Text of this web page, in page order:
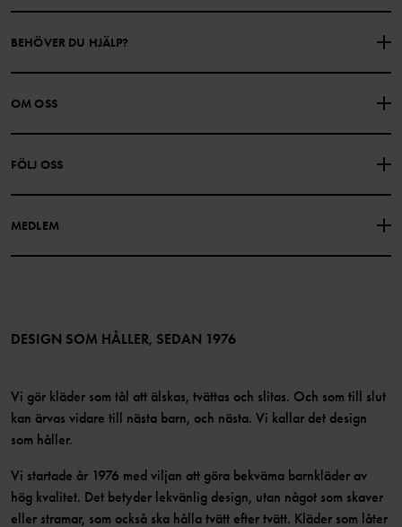
BEHÖVER DU HJÄLP?
KONTAKTA OSS
PRESENTKORTSALDO KÖPVILLKOR
INTEGRITETSPOLICY
OM OSS
FÖLJ OSS
MEDLEM
Bli medlem
DESIGN SOM HÅLLER, SEDAN 1976
Vi gör kläder som tål att älskas, tvättas och slitas. Och som till slut
kan ärvas vidare till nästa barn, och nästa. Vi kallar det design
som håller.
Vi startade år 1976 med viljan att göra bekväma barnkläder av
hög kvalitet. Det betyder lekvänlig design, utan något som skaver
eller stramar, som också ska hålla tvätt efter tvätt. Kläder som låter